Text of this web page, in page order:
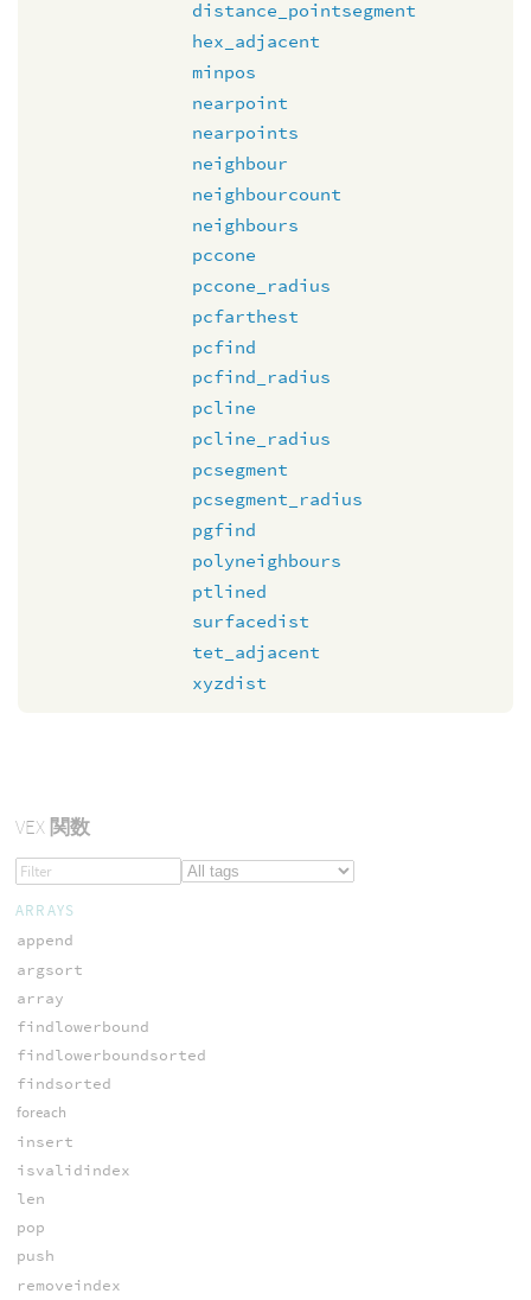
distance_pointsegment
hex_adjacent
minpos
nearpoint
nearpoints
neighbour
neighbourcount
neighbours
pccone
pccone_radius
pcfarthest
pcfind
pcfind_radius
pcline
pcline_radius
pcsegment
pcsegment_radius
pgfind
polyneighbours
ptlined
surfacedist
tet_adjacent
xyzdist
VEX関数
ARRAYS
append
argsort
array
findlowerbound
findlowerboundsorted
findsorted
foreach
insert
isvalidindex
len
pop
push
removeindex